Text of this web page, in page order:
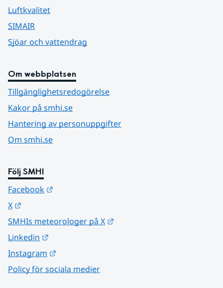
Luftkvalitet
SIMAIR
Sjöar och vattendrag
Om webbplatsen
Tillgänglighetsredogörelse
Kakor på smhi.se
Hantering av personuppgifter
Om smhi.se
Följ SMHI
Facebook
X
SMHIs meteorologer på X
Linkedin
Instagram
Policy för sociala medier